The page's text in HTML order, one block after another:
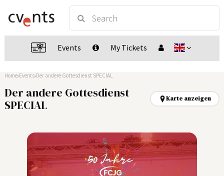
Events My Tickets
Home Events Der andere Gottesdienst SPECIAL
Der andere Gottesdienst
SPECIAL
Karte anzeigen